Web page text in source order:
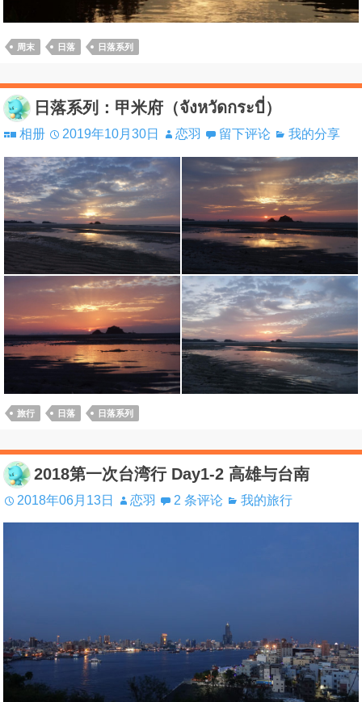
周末 日落 日落系列
日落系列：甲米府（จังหวัดกระบี่）
相册 2019年10月30日 恋羽 留下评论 我的分享
旅行 日落 日落系列
2018第一次台湾行 Day1-2 高雄与台南
2018年06月13日 恋羽 2 条评论 我的旅行